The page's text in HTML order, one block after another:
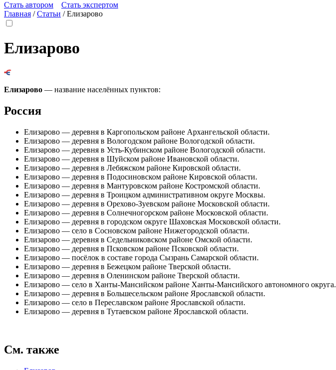
Стать автором
Стать экспертом
Главная /Статьи /Елизарово
Елизарово
Елизарово — название населённых пунктов:
Россия
Елизарово — деревня в Каргопольском районе Архангельской области.
Елизарово — деревня в Вологодском районе Вологодской области.
Елизарово — деревня в Усть-Кубинском районе Вологодской области.
Елизарово — деревня в Шуйском районе Ивановской области.
Елизарово — деревня в Лебяжском районе Кировской области.
Елизарово — деревня в Подосиновском районе Кировской области.
Елизарово — деревня в Мантуровском районе Костромской области.
Елизарово — деревня в Троицком административном округе Москвы.
Елизарово — деревня в Орехово-Зуевском районе Московской области.
Елизарово — деревня в Солнечногорском районе Московской области.
Елизарово — деревня в городском округе Шаховская Московской области.
Елизарово — село в Сосновском районе Нижегородской области.
Елизарово — деревня в Седельниковском районе Омской области.
Елизарово — деревня в Псковском районе Псковской области.
Елизарово — посёлок в составе города Сызрань Самарской области.
Елизарово — деревня в Бежецком районе Тверской области.
Елизарово — деревня в Оленинском районе Тверской области.
Елизарово — село в Ханты-Мансийском районе Ханты-Мансийского автономного округа.
Елизарово — деревня в Большесельском районе Ярославской области.
Елизарово — село в Переславском районе Ярославской области.
Елизарово — деревня в Тутаевском районе Ярославской области.
См. также